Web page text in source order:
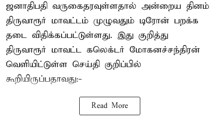
ஜனாதிபதி வருகைதரவுள்ளதால் அன்றைய தினம்
திருவாரூர் மாவட்டம் முழுவதும் டிரோன் பறக்க
தடை விதிக்கப்பட்டுள்ளது. இது குறித்து
திருவாரூர் மாவட்ட கலெக்டர் மோகனச்சந்திரன்
வெளியிட்டுள்ள செய்தி குறிப்பில்
கூறியிருப்பதாவது:-
Read More